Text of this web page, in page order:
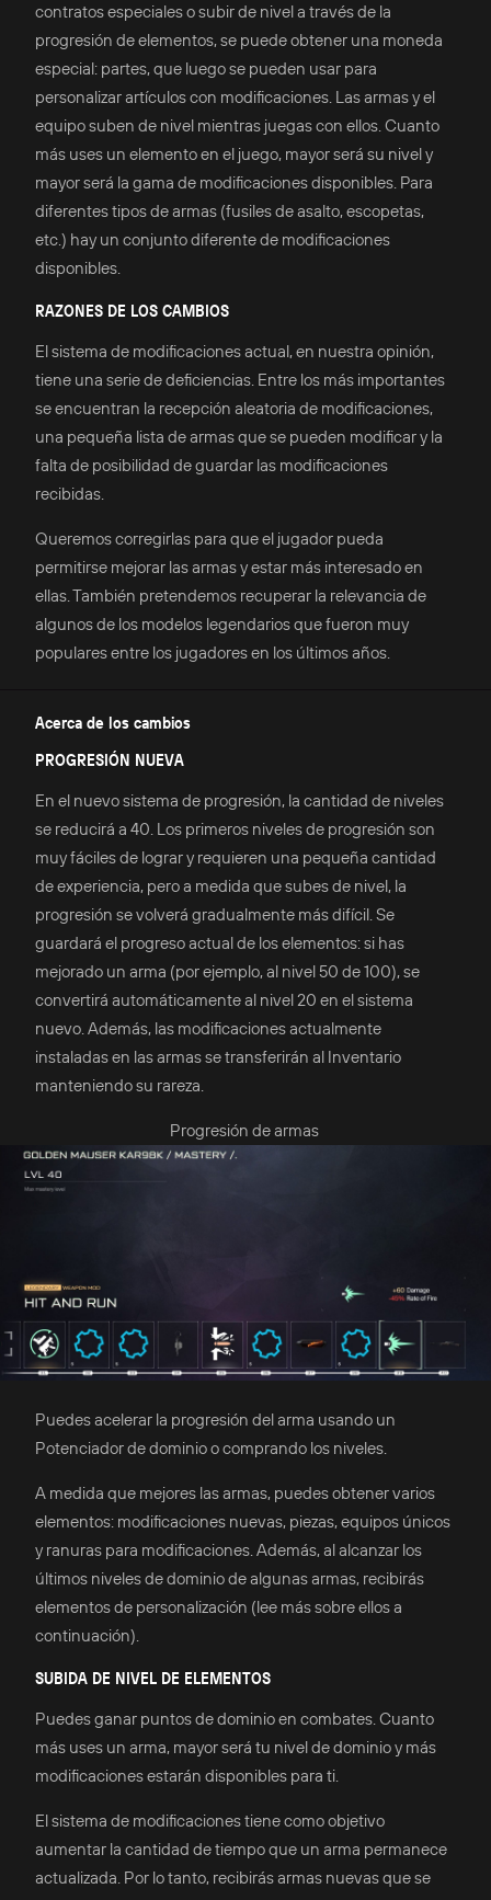
contratos especiales o subir de nivel a través de la
progresión de elementos, se puede obtener una moneda
especial: partes, que luego se pueden usar para
personalizar artículos con modificaciones. Las armas y el
equipo suben de nivel mientras juegas con ellos. Cuanto
más uses un elemento en el juego, mayor será su nivel y
mayor será la gama de modificaciones disponibles. Para
diferentes tipos de armas (fusiles de asalto, escopetas,
etc.) hay un conjunto diferente de modificaciones
disponibles.
RAZONES DE LOS CAMBIOS
El sistema de modificaciones actual, en nuestra opinión,
tiene una serie de deficiencias. Entre los más importantes
se encuentran la recepción aleatoria de modificaciones,
una pequeña lista de armas que se pueden modificar y la
falta de posibilidad de guardar las modificaciones
recibidas.
Queremos corregirlas para que el jugador pueda
permitirse mejorar las armas y estar más interesado en
ellas. También pretendemos recuperar la relevancia de
algunos de los modelos legendarios que fueron muy
populares entre los jugadores en los últimos años.
Acerca de los cambios
PROGRESIÓN NUEVA
En el nuevo sistema de progresión, la cantidad de niveles
se reducirá a 40. Los primeros niveles de progresión son
muy fáciles de lograr y requieren una pequeña cantidad
de experiencia, pero a medida que subes de nivel, la
progresión se volverá gradualmente más difícil. Se
guardará el progreso actual de los elementos: si has
mejorado un arma (por ejemplo, al nivel 50 de 100), se
convertirá automáticamente al nivel 20 en el sistema
nuevo. Además, las modificaciones actualmente
instaladas en las armas se transferirán al Inventario
manteniendo su rareza.
Progresión de armas
Puedes acelerar la progresión del arma usando un
Potenciador de dominio o comprando los niveles.
A medida que mejores las armas, puedes obtener varios
elementos: modificaciones nuevas, piezas, equipos únicos
y ranuras para modificaciones. Además, al alcanzar los
últimos niveles de dominio de algunas armas, recibirás
elementos de personalización (lee más sobre ellos a
continuación).
SUBIDA DE NIVEL DE ELEMENTOS
Puedes ganar puntos de dominio en combates. Cuanto
más uses un arma, mayor será tu nivel de dominio y más
modificaciones estarán disponibles para ti.
El sistema de modificaciones tiene como objetivo
aumentar la cantidad de tiempo que un arma permanece
actualizada. Por lo tanto, recibirás armas nuevas que se